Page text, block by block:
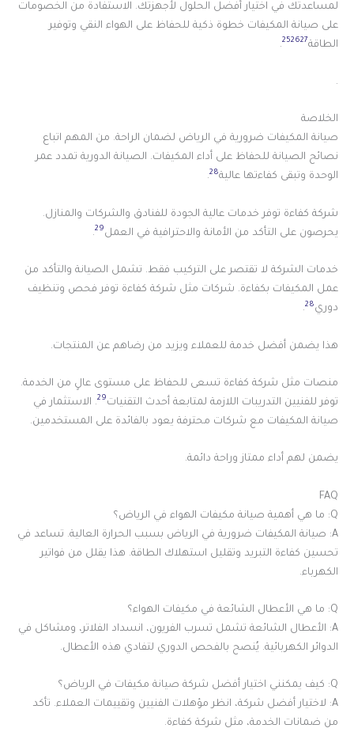
لمساعدتك في اختيار أفضل الحلول لأجهزتك. الاستفادة من الخصومات
على صيانة المكيفات خطوة ذكية للحفاظ على الهواء النقي وتوفير
الطاقة
252627
.
.
الخلاصة
صيانة المكيفات ضرورية في الرياض لضمان الراحة. من المهم اتباع
نصائح الصيانة للحفاظ على أداء المكيفات. الصيانة الدورية تمدد عمر
الوحدة وتبقى كفاءتها عالية28
.
شركة كفاءة توفر خدمات عالية الجودة للفنادق والشركات والمنازل.
يحرصون على التأكد من الأمانة والاحترافية في العمل29
.
خدمات الشركة لا تقتصر على التركيب فقط. تشمل الصيانة والتأكد من
عمل المكيفات بكفاءة. شركات مثل شركة كفاءة توفر فحص وتنظيف
دوري28
.
هذا يضمن أفضل خدمة للعملاء ويزيد من رضاهم عن المنتجات.
منصات مثل شركة كفاءة تسعى للحفاظ على مستوى عالٍ من الخدمة.
توفر للفنيين التدريبات اللازمة لمتابعة أحدث التقنيات29. الاستثمار في
صيانة المكيفات مع شركات محترفة يعود بالفائدة على المستخدمين.
يضمن لهم أداء ممتاز وراحة دائمة.
FAQ
Q: ما هي أهمية صيانة مكيفات الهواء في الرياض؟
A: صيانة المكيفات ضرورية في الرياض بسبب الحرارة العالية. تساعد في
تحسين كفاءة التبريد وتقليل استهلاك الطاقة. هذا يقلل من فواتير
الكهرباء.
Q: ما هي الأعطال الشائعة في مكيفات الهواء؟
A: الأعطال الشائعة تشمل تسرب الفريون، انسداد الفلاتر، ومشاكل في
الدوائر الكهربائية. يُنصح بالفحص الدوري لتفادي هذه الأعطال.
Q: كيف يمكنني اختيار أفضل شركة صيانة مكيفات في الرياض؟
A: لاختيار أفضل شركة، انظر مؤهلات الفنيين وتقييمات العملاء. تأكد
من ضمانات الخدمة، مثل شركة كفاءة.